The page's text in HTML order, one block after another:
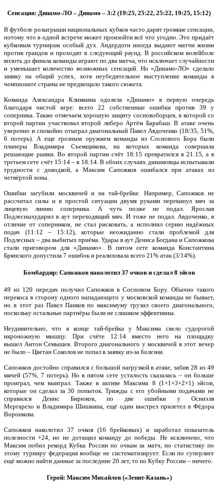
Сенсация: Динамо-ЛО – Динамо – 3:2 (19:25, 25:22, 25:22, 19:25, 15:12)
В футболе розыгрыши национальных кубков часто дарят громкие сенсации,
потому что в одной встрече может произойти всё что угодно. Это придаёт
кубковым турнирам особый дух. Андердоги иногда выдают матчи жизни
против грандов и проходят в следующий раунд. В российском волейболе
вплоть до финала команды играют по два матча, что исключает случайности
и уменьшает количество возможных сенсаций. Но «Динамо-ЛО» сделало
заявку на общий успех, хотя неубедительное выступление команды в
чемпионате страны не предвещало такого сюжета.
Команда Александра Климкина одолела «Динамо» в первую очередь
благодаря чистой игре: всего 22 собственные ошибки против 39 у
соперника. Также отмечаем хорошую защиту сосновоборцев, в которой со
второй партии участвовал второй либеро Артём Барабаш. В атаке очень
уверенно и спокойно отыграл диагональный Павел Авдоченко (18/35, 51%,
6 потерь). А еще грозным оружием команды из Соснового Бора были
планеры Владимира Съемщикова, на которых команда совершала
решающие рывки. Во второй партии счёт 18:15 превратился в 21:15, а в
третьем сете счёт 15:14 – в 18:14. В обоих случаях динамовцы испытывали
трудности с доводкой, а Максим Сапожков ошибался при атаках из
четвёртой зоны.
Ошибки загубили москвичей и на тай-брейке. Например, Сапожков не
рассчитал силы и в простой ситуации двумя руками перекинул мяч за
лицевую линию соперника. А чуть позже не подал. Ярослав
Подлесныхударил в аут переходящий мяч. И тоже не подал. Авдоченко, в
отличие от соперников, не стал рисковать, а исполнил серию надёжных
подач (11:12 – 15:12), которые неожиданно стали проблемой для
Подлесных – два выбитых приёма. Удары в аут Дениса Богдана и Сапожкова
стали приговором для «Динамо». В пятом сете команда Константина
Брянского допустила 7 ошибок и реализовала всего 21% атак (3/14%).
Бомбардир: Сапожков наколотил 37 очков и сделал 8 эйсов
49 из 120 передач получил Сапожков в Сосновом Бору. Обычно такого
перекоса в сторону одного нападающего у московской команды не бывает,
но в этот раз Павел Панков по максимуму грузил своего диагонального,
поскольку остальные партнёры были не слишком эффективны.
Неудивительно, что в конце тай-брейка у Максима свело судорогой
икроножную мышцу. При счёте 12:14 вместо него на площадку
вышел Антон Семышев. Второго диагонального у москвичей в этот вечер
не было – Цветан Соколов не попал в заявку из-за болезни.
Сапожков достойно справился с большой нагрузкой в атаке, забив 28 из 49
мячей (57%, 7 потерь). Но в пятом сете усталость сказалась – он больше
проиграл, чем выиграл. Также в активе Максима 8 (1+1+3+2+1) эйсов,
которые он сделал за 30 попыток. Трижды с его убойными подачами не
справился Денис Бирюков, по две ошибки у Осниэля
Мергарехо и Владимира Шишкина, ещё один выстрел прилетел в Фёдора
Воронкова.
Сапожков наколотил 37 очков (16 брейковых) и заработал показатель
полезности +24, но не дотащил команду до победы. Не исключено, что
Максим побил рекорд Кубка России по очкам за матч, но статистику по
этому турниру федерация вообще не систематизирует. Если по суперлиге
ещё можно найти данные за последние 20 лет, то по Кубку России – ничего.
Герой: Максим Михайлов («Зенит-Казань»)